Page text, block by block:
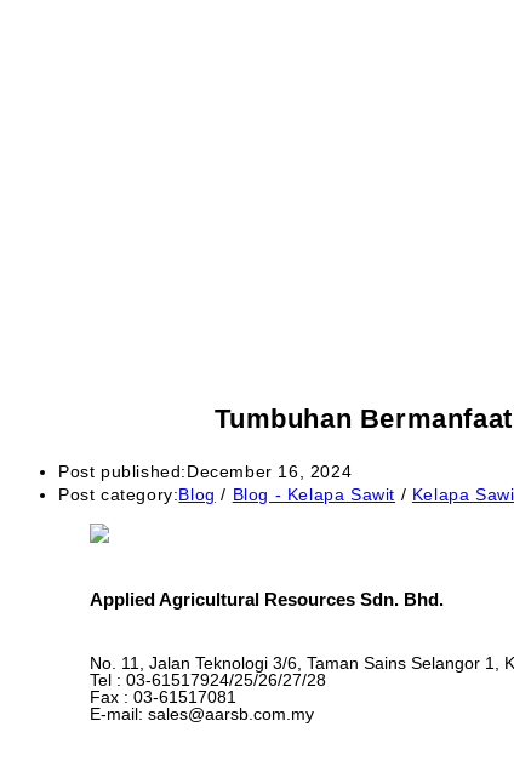
Tumbuhan
Post published:December 16, 2024
Post category:Blog / Blog - Kelapa Sawit / Kelapa
Applied Agricultural Resources Sdn. Bhd.
No. 11, Jalan Teknologi 3/6, Taman Sains Selangor
Tel : 03-61517924/25/26/27/28
Fax : 03-61517081
E-mail: sales@aarsb.com.my